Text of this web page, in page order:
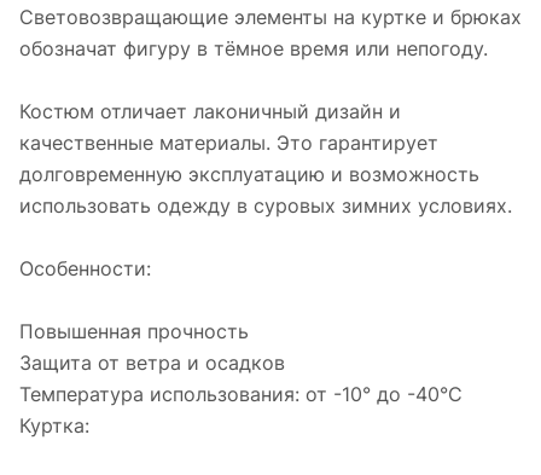
Световозвращающие элементы на куртке и брюках
обозначат фигуру в тёмное время или непогоду.
Костюм отличает лаконичный дизайн и
качественные материалы. Это гарантирует
долговременную эксплуатацию и возможность
использовать одежду в суровых зимних условиях.
Особенности:
Повышенная прочность
Защита от ветра и осадков
Температура использования: от -10° до -40°С
Куртка: